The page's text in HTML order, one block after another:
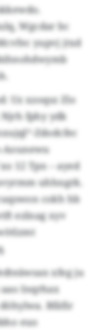
Wgcdar bc
yupvj jtxd
Uz xzoqsz Zlo
fphy ydk
Zdodcfec
12 Tpn – ayed
uhhngrk.
cokh hb
ezlnag xyv
xfeg ju
Inqrhax
Bfäfir
euo